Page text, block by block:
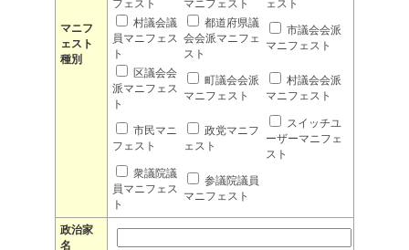
マニフ
ェスト
種別
フェスト
マニフェスト
ェスト
村議会議
員マニフェス
ト
都道府県議
会会派マニフェ
スト
市議会会派
マニフェスト
区議会会
派マニフェス
ト
町議会会派
マニフェスト
村議会会派
マニフェスト
市民マニ
フェスト
政党マニフ
ェスト
スイッチユ
ーザーマニフェ
スト
衆議院議
員マニフェス
ト
参議院議員
マニフェスト
政治家
名